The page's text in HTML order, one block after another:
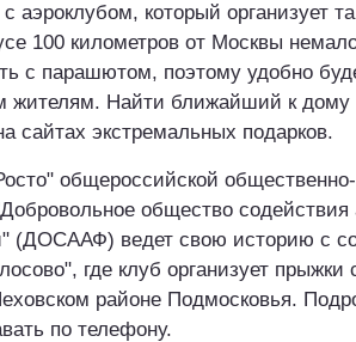
аэроклубом, который организует
100 километров от Москвы
с парашютом, поэтому удобно
жителям. Найти ближайший к дому
сайтах экстремальных подарков.
общероссийской общественно-
общество
(ДОСААФ) ведет свою историю с
где клуб организует
районе Подмосковья.
по телефону.